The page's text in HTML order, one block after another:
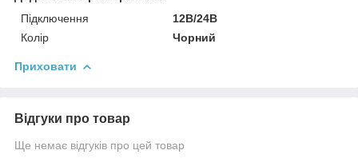
Підключення
12В/24В
Колір
Чорний
Приховати
Відгуки про товар
Ще немає відгуків про цей товар